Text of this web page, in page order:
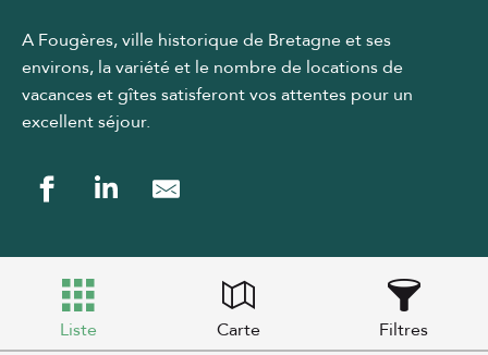
A Fougères, ville historique de Bretagne et ses
environs, la variété et le nombre de locations de
vacances et gîtes satisferont vos attentes pour un
excellent séjour.
Liste Carte Filtres